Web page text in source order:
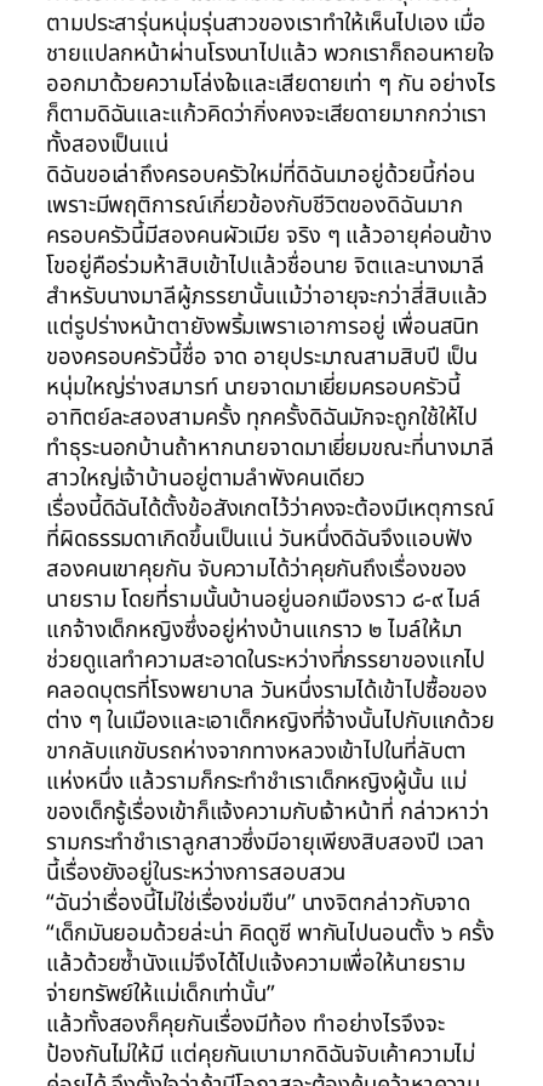
ตามประสารุ่นหนุ่มรุ่นสาวของเราทำให้เห็นไปเอง เมื่อ
ชายแปลกหน้าผ่านโรงนาไปแล้ว พวกเราก็ถอนหายใจ
ออกมาด้วยความโล่งใจและเสียดายเท่า ๆ กัน อย่างไร
ก็ตามดิฉันและแก้วคิดว่ากิ่งคงจะเสียดายมากกว่าเรา
ทั้งสองเป็นแน่
ดิฉันขอเล่าถึงครอบครัวใหม่ที่ดิฉันมาอยู่ด้วยนี้ก่อน
เพราะมีพฤติการณ์เกี่ยวข้องกับชีวิตของดิฉันมาก
ครอบครัวนี้มีสองคนผัวเมีย จริง ๆ แล้วอายุค่อนข้าง
โขอยู่คือร่วมห้าสิบเข้าไปแล้วชื่อนาย จิตและนางมาลี
สำหรับนางมาลีผู้ภรรยานั้นแม้ว่าอายุจะกว่าสี่สิบแล้ว
แต่รูปร่างหน้าตายังพริ้มเพราเอาการอยู่ เพื่อนสนิท
ของครอบครัวนี้ชื่อ จาด อายุประมาณสามสิบปี เป็น
หนุ่มใหญ่ร่างสมารท์ นายจาดมาเยี่ยมครอบครัวนี้
อาทิตย์ละสองสามครั้ง ทุกครั้งดิฉันมักจะถูกใช้ให้ไป
ทำธุระนอกบ้านถ้าหากนายจาดมาเยี่ยมขณะที่นางมาลี
สาวใหญ่เจ้าบ้านอยู่ตามลำพังคนเดียว
เรื่องนี้ดิฉันได้ตั้งข้อสังเกตไว้ว่าคงจะต้องมีเหตุการณ์
ที่ผิดธรรมดาเกิดขึ้นเป็นแน่ วันหนึ่งดิฉันจึงแอบฟัง
สองคนเขาคุยกัน จับความได้ว่าคุยกันถึงเรื่องของ
นายราม โดยที่รามนั้นบ้านอยู่นอกเมืองราว ๘-๙ ไมล์
แกจ้างเด็กหญิงซึ่งอยู่ห่างบ้านแกราว ๒ ไมล์ให้มา
ช่วยดูแลทำความสะอาดในระหว่างที่ภรรยาของแกไป
คลอดบุตรที่โรงพยาบาล วันหนึ่งรามได้เข้าไปซื้อของ
ต่าง ๆ ในเมืองและเอาเด็กหญิงที่จ้างนั้นไปกับแกด้วย
ขากลับแกขับรถห่างจากทางหลวงเข้าไปในที่ลับตา
แห่งหนึ่ง แล้วรามก็กระทำชำเราเด็กหญิงผู้นั้น แม่
ของเด็กรู้เรื่องเข้าก็แจ้งความกับเจ้าหน้าที่ กล่าวหาว่า
รามกระทำชำเราลูกสาวซึ่งมีอายุเพียงสิบสองปี เวลา
นี้เรื่องยังอยู่ในระหว่างการสอบสวน
“ฉันว่าเรื่องนี้ไม่ใช่เรื่องข่มขืน” นางจิตกล่าวกับจาด
“เด็กมันยอมด้วยล่ะน่า คิดดูซี พากันไปนอนตั้ง ๖ ครั้ง
แล้วด้วยซ้ำนังแม่จึงได้ไปแจ้งความเพื่อให้นายราม
จ่ายทรัพย์ให้แม่เด็กเท่านั้น”
แล้วทั้งสองก็คุยกันเรื่องมีท้อง ทำอย่างไรจึงจะ
ป้องกันไม่ให้มี แต่คุยกันเบามากดิฉันจับเค้าความไม่